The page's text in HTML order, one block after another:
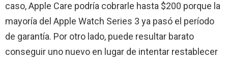
caso, Apple Care podría cobrarle hasta $200 porque la
mayoría del Apple Watch Series 3 ya pasó el período
de garantía. Por otro lado, puede resultar barato
conseguir uno nuevo en lugar de intentar restablecer